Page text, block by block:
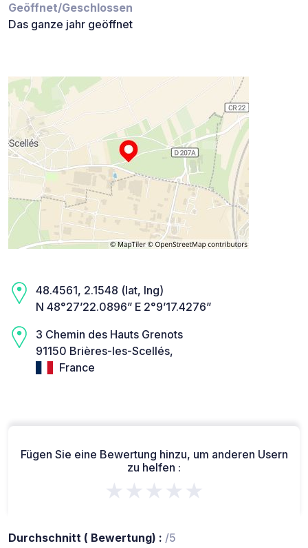
Geöffnet/Geschlossen
Das ganze jahr geöffnet
48.4561, 2.1548 (lat, lng)
N 48°27’22.0896” E 2°9’17.4276”
3 Chemin des Hauts Grenots
91150 Brières-les-Scellés,
France
Fügen Sie eine Bewertung hinzu, um anderen Usern
zu helfen :
★★★★★
Durchschnitt ( Bewertung) : /5